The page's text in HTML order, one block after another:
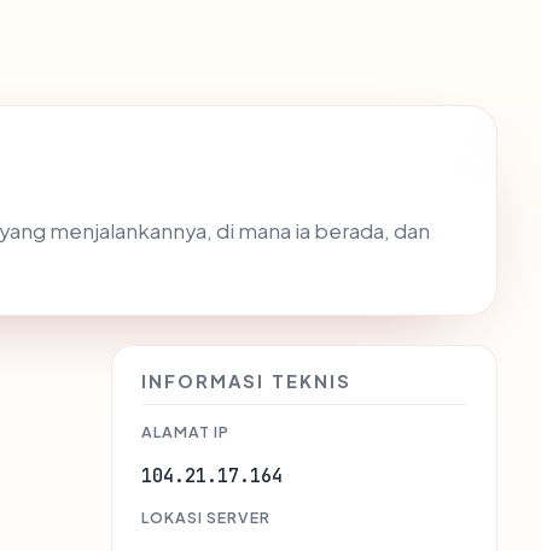
menjalankannya, di mana ia berada, dan
INFORMASI TEKNIS
ALAMAT IP
104.21.17.164
LOKASI SERVER